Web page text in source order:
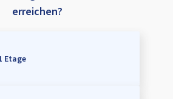
erreichen?
Etage